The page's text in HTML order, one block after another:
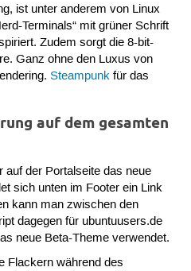
ist unter anderem von Linux
Terminals“ mit grüner Schrift
Zudem sorgt die 8-bit-
Ganz ohne den Luxus von
Steampunkfür das
auf dem gesamten
auf der Portalseite das neue
sich unten im Footer ein Link
kann man zwischen den
dagegen für ubuntuusers.de
neue Beta-Theme verwendet.
Flackern während des